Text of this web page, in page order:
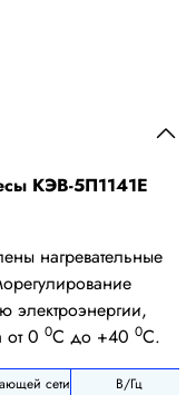
КЭВ-5П1141E
нагревательные
электроэнергии,
от 0 0С до +40 0С.
сети
В/Гц